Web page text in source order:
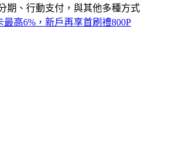
期、行動支付，與其他多種方式
最高6%，新戶再享首刷禮800P